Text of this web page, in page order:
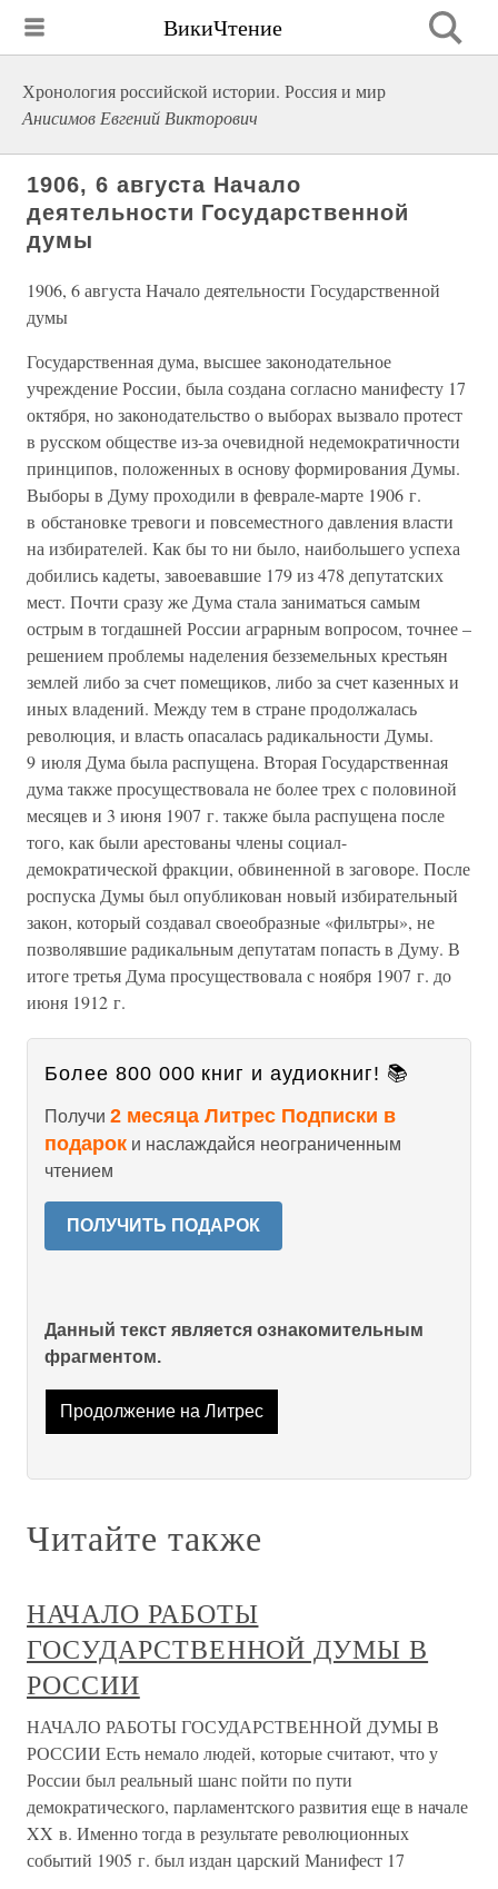
ВикиЧтение
Хронология российской истории. Россия и мир
Анисимов Евгений Викторович
1906, 6 августа Начало
деятельности Государственной
думы
1906, 6 августа Начало деятельности Государственной
думы
Государственная дума, высшее законодательное
учреждение России, была создана согласно манифесту 17
октября, но законодательство о выборах вызвало протест
в русском обществе из-за очевидной недемократичности
принципов, положенных в основу формирования Думы.
Выборы в Думу проходили в феврале-марте 1906 г.
в обстановке тревоги и повсеместного давления власти
на избирателей. Как бы то ни было, наибольшего успеха
добились кадеты, завоевавшие 179 из 478 депутатских
мест. Почти сразу же Дума стала заниматься самым
острым в тогдашней России аграрным вопросом, точнее –
решением проблемы наделения безземельных крестьян
землей либо за счет помещиков, либо за счет казенных и
иных владений. Между тем в стране продолжалась
революция, и власть опасалась радикальности Думы.
9 июля Дума была распущена. Вторая Государственная
дума также просуществовала не более трех с половиной
месяцев и 3 июня 1907 г. также была распущена после
того, как были арестованы члены социал-
демократической фракции, обвиненной в заговоре. После
роспуска Думы был опубликован новый избирательный
закон, который создавал своеобразные «фильтры», не
позволявшие радикальным депутатам попасть в Думу. В
итоге третья Дума просуществовала с ноября 1907 г. до
июня 1912 г.
Более 800 000 книг и аудиокниг! 📚
Получи 2 месяца Литрес Подписки в
подарок и наслаждайся неограниченным
чтением
ПОЛУЧИТЬ ПОДАРОК
Данный текст является ознакомительным
фрагментом.
Продолжение на Литрес
Читайте также
НАЧАЛО РАБОТЫ
ГОСУДАРСТВЕННОЙ ДУМЫ В
РОССИИ
НАЧАЛО РАБОТЫ ГОСУДАРСТВЕННОЙ ДУМЫ В
РОССИИ Есть немало людей, которые считают, что у
России был реальный шанс пойти по пути
демократического, парламентского развития еще в начале
XX в. Именно тогда в результате революционных
событий 1905 г. был издан царский Манифест 17